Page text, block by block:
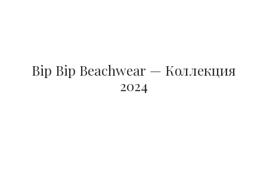
Bip Bip Beachwear — Коллекция
2024